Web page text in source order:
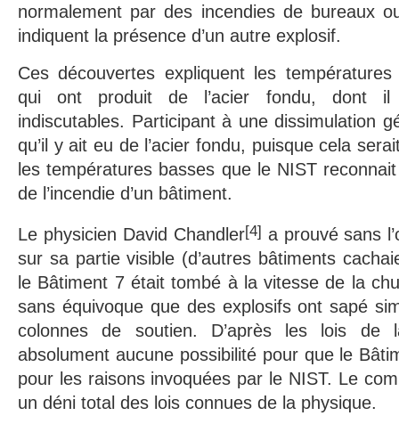
normalement par des incendies de bureaux
indiquent la présence d’un autre explosif.
Ces découvertes expliquent les
qui ont produit de l’acier fondu, dont il
indiscutables. Participant à une dissimulation
qu’il y ait eu de l’acier fondu, puisque cela
les températures basses que le NIST
de l’incendie d’un bâtiment.
Le physicien David Chandler[4] a prouvé sans
sur sa partie visible (d’autres bâtiments
le Bâtiment 7 était tombé à la vitesse de la
sans équivoque que des explosifs ont sapé
colonnes de soutien. D’après les lois de
absolument aucune possibilité pour que le
pour les raisons invoquées par le NIST. Le
un déni total des lois connues de la physique.